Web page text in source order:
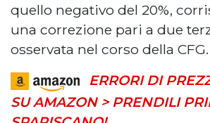
quello negativo del 20%,
una correzione pari a due
osservata nel corso della CFG.
ERRORI DI
SU AMAZON > PRENDILI